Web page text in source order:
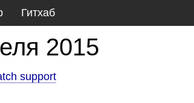
Гитхаб
2015
support